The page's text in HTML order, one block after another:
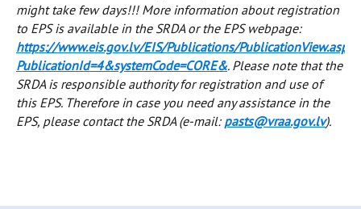
might take few days!!! More information about registration
to EPS is available in the SRDA or the EPS webpage:
https://www.eis.gov.lv/EIS/Publications/PublicationView.aspx?
PublicationId=4&systemCode=CORE&. Please note that the
SRDA is responsible authority for registration and use of
this EPS. Therefore in case you need any assistance in the
EPS, please contact the SRDA (e-mail: pasts@vraa.gov.lv).